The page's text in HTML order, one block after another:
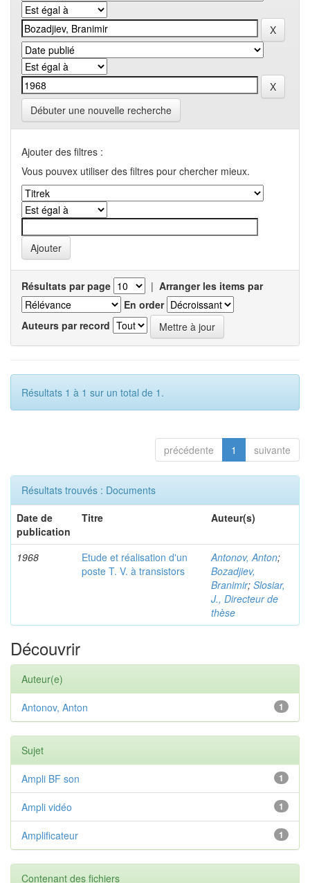
Débuter une nouvelle recherche
Ajouter des filtres :
Vous pouvex utiliser des filtres pour chercher mieux.
Résultats par page | Arranger les items par
En order
Auteurs par record
Résultats 1 à 1 sur un total de 1.
précédente 1 suivante
Résultats trouvés : Documents
Date de
publication
Titre Auteur(s)
1968
Etude et réalisation d'un
poste T. V. à transistors
Antonov, Anton;
Bozadjiev,
Branimir; Slosiar,
J., Directeur de
thèse
Découvrir
Auteur(e)
1
Antonov, Anton
Sujet
1
Ampli BF son
1
Ampli vidéo
1
Amplificateur
Contenant des fichiers